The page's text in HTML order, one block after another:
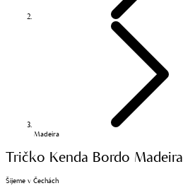
Madeira
Tričko Kenda Bordo Madeira
Šijeme v Čechách